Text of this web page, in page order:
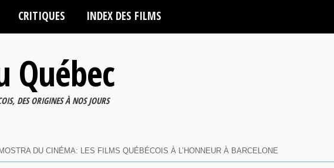
CRITIQUES INDEX DES FILMS
Québec
DES ORIGINES À NOS JOURS
MOSTRA DU CINÉMA: LES FILMS QUÉBÉCOIS À L’HONNEUR À BARCELONE